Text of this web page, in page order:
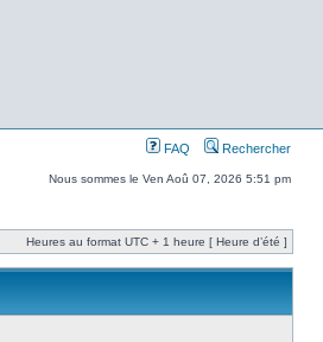
FAQ Rechercher
Nous sommes le Ven Aoû 07, 2026 5:51 pm
Heures au format UTC + 1 heure [ Heure d’été ]